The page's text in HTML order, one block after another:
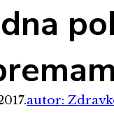
autor: